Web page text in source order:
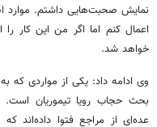
نمایش صحبت‌هایی داشتم. موارد
اعمال کنم اما اگر من این کار
خواهد شد.
وی ادامه داد: یکی از مواردی که به
بحث حجاب رویا تیموریان است.
عده‌ای از مراجع فتوا داده‌اند